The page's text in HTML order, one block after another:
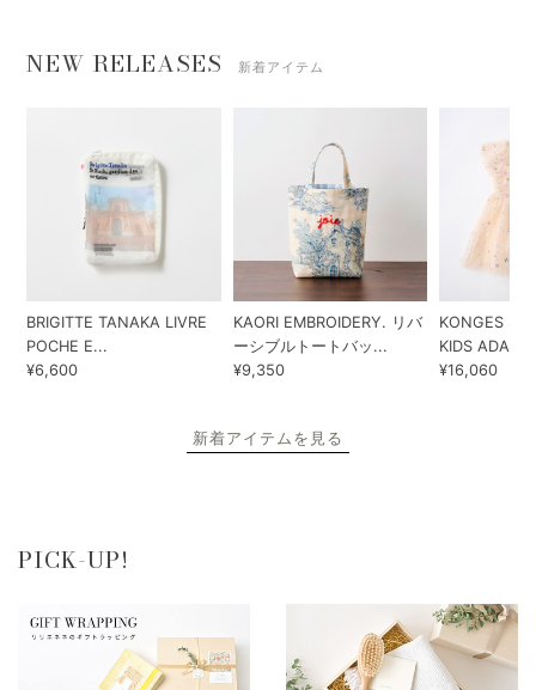
NEW RELEASES 新着アイテム
BRIGITTE TANAKA LIVRE
POCHE E...
¥6,600
KAORI EMBROIDERY. リバ
ーシブルトートバッ...
¥9,350
KONGES
KIDS ADA...
¥16,060
新着アイテムを見る
PICK-UP!